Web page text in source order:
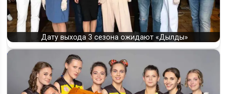
Дату выхода 3 сезона ожидают «Дылды»